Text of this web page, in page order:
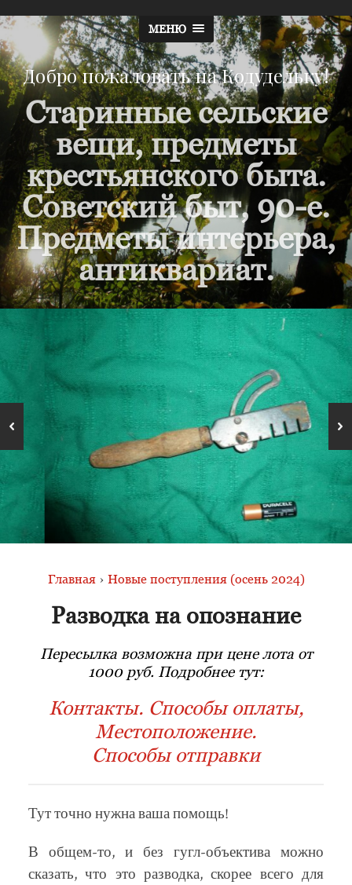
МЕНЮ
Добро пожаловать на Кодудельку!
Старинные сельские
вещи, предметы
крестьянского быта.
Советский быт, 90-е.
Предметы интерьера,
антиквариат.
Главная › Новые поступления (осень 2024)
Разводка на опознание
Пересылка возможна при цене лота от
1000 руб. Подробнее тут:
Контакты. Способы оплаты,
Местоположение.
Способы отправки
Тут точно нужна ваша помощь!
В общем-то, и без гугл-объектива можно
сказать, что это разводка, скорее всего для